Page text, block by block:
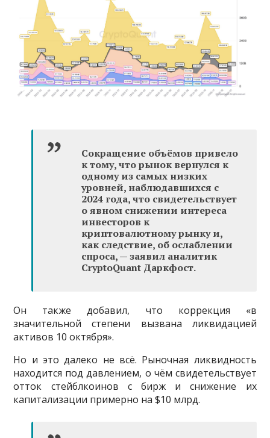
Сокращение объёмов привело
к тому, что рынок вернулся к
одному из самых низких
уровней, наблюдавшихся с
2024 года, что свидетельствует
о явном снижении интереса
инвесторов к
криптовалютному рынку и,
как следствие, об ослаблении
спроса, — заявил аналитик
CryptoQuant Даркфост.
Он также добавил, что коррекция «в
значительной степени вызвана ликвидацией
активов 10 октября».
Но и это далеко не всё. Рыночная ликвидность
находится под давлением, о чём свидетельствует
отток стейблкоинов с бирж и снижение их
капитализации примерно на $10 млрд.